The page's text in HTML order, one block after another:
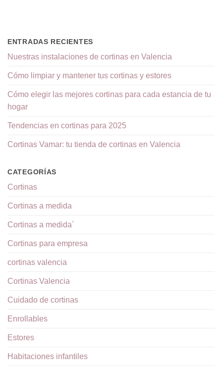
ENTRADAS RECIENTES
Nuestras instalaciones de cortinas en Valencia
Cómo limpiar y mantener tus cortinas y estores
Cómo elegir las mejores cortinas para cada estancia de tu
hogar
Tendencias en cortinas para 2025
Cortinas Vamar: tu tienda de cortinas en Valencia
CATEGORÍAS
Cortinas
Cortinas a medida
Cortinas a medida´
Cortinas para empresa
cortinas valencia
Cortinas Valencia
Cuidado de cortinas
Enrollables
Estores
Habitaciones infantiles